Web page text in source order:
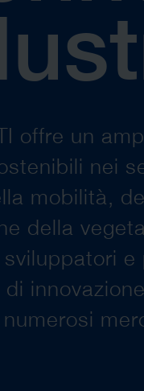
offre un
nei
mobilità,
della